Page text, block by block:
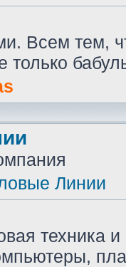
Всем тем,
Линии
техника и